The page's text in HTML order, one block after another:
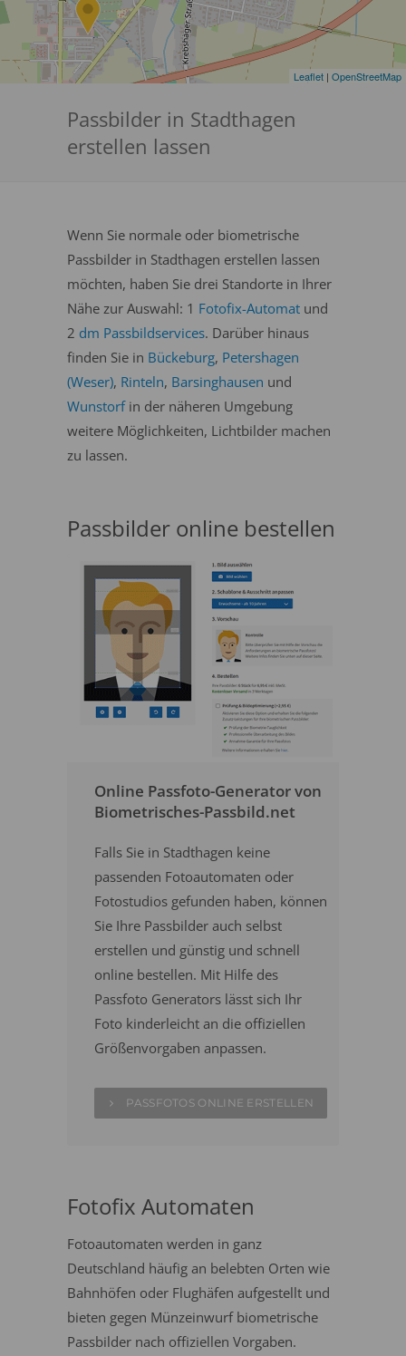
Leaflet | OpenStreetMap
Passbilder in Stadthagen
erstellen lassen
Wenn Sie normale oder biometrische
Passbilder in Stadthagen erstellen lassen
möchten, haben Sie drei Standorte in Ihrer
Nähe zur Auswahl: 1 Fotofix-Automat und
2 dm Passbildservices. Darüber hinaus
finden Sie in Bückeburg, Petershagen
(Weser), Rinteln, Barsinghausen und
Wunstorfin der näheren Umgebung
weitere Möglichkeiten, Lichtbilder machen
zu lassen.
Passbilder online bestellen
Online Passfoto-Generator von
Biometrisches-Passbild.net
Falls Sie in Stadthagen keine
passenden Fotoautomaten oder
Fotostudios gefunden haben, können
Sie Ihre Passbilder auch selbst
erstellen und günstig und schnell
online bestellen. Mit Hilfe des
Passfoto Generators lässt sich Ihr
Foto kinderleicht an die offiziellen
Größenvorgaben anpassen.
PASSFOTOS ONLINE ERSTELLEN
Fotofix Automaten
Fotoautomaten werden in ganz
Deutschland häufig an belebten Orten wie
Bahnhöfen oder Flughäfen aufgestellt und
bieten gegen Münzeinwurf biometrische
Passbilder nach offiziellen Vorgaben.